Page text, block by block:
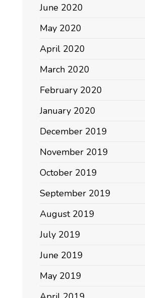
June 2020
May 2020
April 2020
March 2020
February 2020
January 2020
December 2019
November 2019
October 2019
September 2019
August 2019
July 2019
June 2019
May 2019